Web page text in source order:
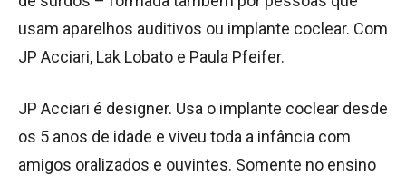
usam aparelhos auditivos ou implante coclear. Com
JP Acciari, Lak Lobato e Paula Pfeifer.
JP Acciari é designer. Usa o implante coclear desde
os 5 anos de idade e viveu toda a infância com
amigos oralizados e ouvintes. Somente no ensino